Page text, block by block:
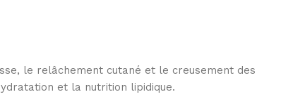
le relâchement cutané et le creusement des
et la nutrition lipidique.